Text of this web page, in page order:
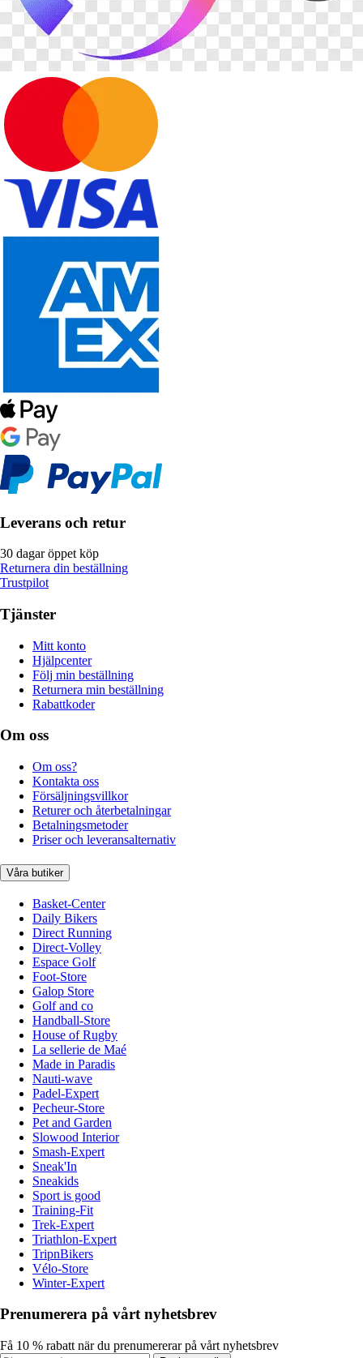
Leverans och retur
30 dagar öppet köp
Returnera din beställning
Trustpilot
Tjänster
Mitt konto
Hjälpcenter
Följ min beställning
Returnera min beställning
Rabattkoder
Om oss
Om oss?
Kontakta oss
Försäljningsvillkor
Returer och återbetalningar
Betalningsmetoder
Priser och leveransalternativ
Våra butiker
Basket-Center
Daily Bikers
Direct Running
Direct-Volley
Espace Golf
Foot-Store
Galop Store
Golf and co
Handball-Store
House of Rugby
La sellerie de Maé
Made in Paradis
Nauti-wave
Padel-Expert
Pecheur-Store
Pet and Garden
Slowood Interior
Smash-Expert
Sneak'In
Sneakids
Sport is good
Training-Fit
Trek-Expert
Triathlon-Expert
TripnBikers
Vélo-Store
Winter-Expert
Prenumerera på vårt nyhetsbrev
Få 10 % rabatt när du prenumererar på vårt nyhetsbrev